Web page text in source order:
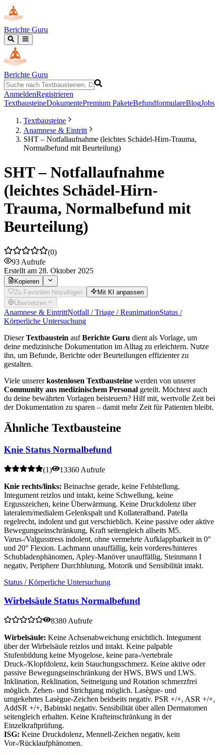
Berichte Guru
Berichte Guru
AnmeldenRegistrieren
TextbausteineDokumentePremium PaketeBefundformulareBlogJobs
Textbausteine
Anamnese & Eintritt
SHT – Notfallaufnahme (leichtes Schädel-Hirn-Trauma,
Normalbefund mit Beurteilung)
SHT – Notfallaufnahme
(leichtes Schädel-Hirn-
Trauma, Normalbefund mit
Beurteilung)
(0)
93 Aufrufe
Erstellt am 28. Oktober 2025
Kopieren
Zu Favoriten hinzufügen
Mit KI anpassen
Übersetzen
Anamnese & EintrittNotfall / Triage / ReanimationStatus /
Körperliche Untersuchung
DieserTextbaustein aufBerichte Guru dient als Vorlage, um
deine medizinische Dokumentation im Alltag zu erleichtern. Nutze
ihn, um Befunde, Berichte oder Beurteilungen effizienter zu
gestalten.
Viele unsererkostenlosen Textbausteine werden von unserer
Community aus medizinischem Personal geteilt. Möchtest auch
du deine bewährten Vorlagen beisteuern? Hilf mit, wertvolle Zeit bei
der Dokumentation zu sparen – damit mehr Zeit für Patienten bleibt.
Ähnliche Textbausteine
Knie Status Normalbefund
(1)
13360 Aufrufe
Knie rechts/links: Beinachse gerade, keine Fehlstellung.
Integument reizlos und intakt, keine Schwellung, keine
Ergusszeichen, keine Überwärmung. Keine Druckdolenz über
lateralem/medialem Gelenkspalt und Kollateralband. Patella
regelrecht, indolent und gut verschieblich. Keine passive oder aktive
Bewegungseinschränkung, Kraft seitengleich allseits M5.
Varus-/Valgusstress indolent, ohne vermehrte Aufklappbarkeit in 0°
und 20° Flexion. Lachmann unauffällig, kein vorderes/hinteres
Schubladenphänomen, Apley-Manöver unauffällig, Steinmann I
negativ, Periphere Durchblutung, Motorik und Sensibilität intakt.
Status / Körperliche Untersuchung
Wirbelsäule Status Normalbefund
8380 Aufrufe
Wirbelsäule: Keine Achsenabweichung ersichtlich. Integument
über der Wirbelsäule reizlos und intakt. Keine palpable
Stufenbildung keine Myogelose, keine para-/vertebrale
Druck-/Klopfdolenz, kein Stauchungsschmerz. Keine aktive oder
passive Bewegungseinschränkung der HWS, BWS und LWS.
Inklination, Reklination, Seitneigung und Rotation schmerzfrei
möglich. Zehen- und Strichgang möglich. Lasègue- und
umgekehrtes Lasègue-Zeichen beidseits negativ. PSR +/+, ASR +/+,
AddSR +/+, Babinski negativ. Sensibilität über allen Dermatomen
seitengleich erhalten. Keine Krafteinschränkung in der
Einzelkraftprüfung.
ISG: Keine Druckdolenz, Mennell-Zeichen negativ, kein
Vor-/Rücklaufphänomen.